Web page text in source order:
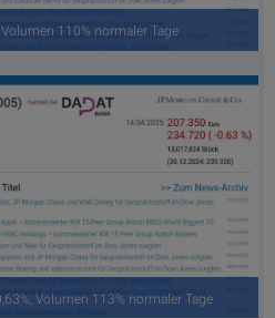
110% normaler Tage
Volumen 113% normaler Tage